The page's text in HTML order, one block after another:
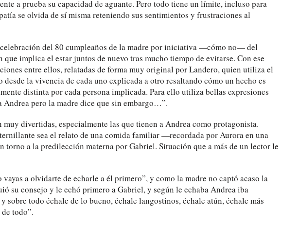
a prueba su capacidad de aguante. Pero todo tiene un límite, incluso para
se olvida de sí misma reteniendo sus sentimientos y frustraciones al
del 80 cumpleaños de la madre por iniciativa —cómo no— del
implica el estar juntos de nuevo tras mucho tiempo de evitarse. Con ese
entre ellos, relatadas de forma muy original por Landero, quien utiliza el
la vivencia de cada uno explicada a otro resaltando cómo un hecho es
distinta por cada persona implicada. Para ello utiliza bellas expresiones
Andrea pero la madre dice que sin embargo…”.
muy divertidas, especialmente las que tienen a Andrea como protagonista.
sea el relato de una comida familiar —recordada por Aurora en una
torno a la predilección materna por Gabriel. Situación que a más de un lector le
a olvidarte de echarle a él primero”, y como la madre no captó acaso la
su consejo y le echó primero a Gabriel, y según le echaba Andrea iba
sobre todo échale de lo bueno, échale langostinos, échale atún, échale más
todo”.